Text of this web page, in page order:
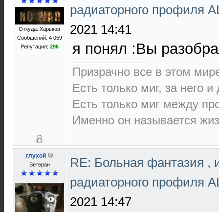
Откуда: Харьков
Сообщений: 4 059
Репутация: 296
радиаторного профиля
2021 14:41
я понял :Вы
Призрачно все в этом
Есть только миг, за него
Есть только миг между
Именно он называется
глухой
Ветеран
RE: Больная фантазия ,
радиаторного профиля
2021 14:47